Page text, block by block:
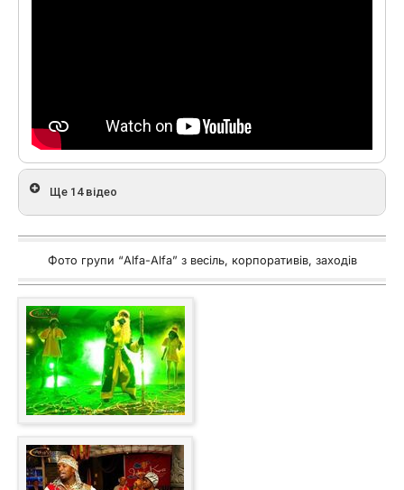
Ще 14 відео
Фото групи “Alfa-Alfa” з весіль, корпоративів, заходів